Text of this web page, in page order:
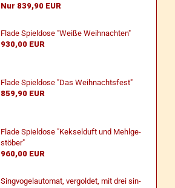
Nur 839,90 EUR
Flade Spiel­do­se "Weiße Weih­nach­ten"
930,00 EUR
Flade Spiel­do­se "Das Weih­nachts­fest"
859,90 EUR
Flade Spiel­do­se "Kek­sel­duft und Mehl­ge­
stö­ber"
960,00 EUR
Sing­vo­gel­au­to­mat, ver­gol­det, mit drei sin­